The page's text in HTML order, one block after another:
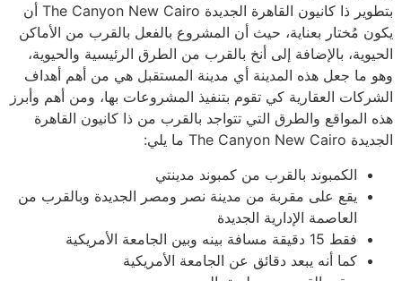
بتطوير ذا كانيون القاهرة الجديدة The Canyon New Cairo أن
يكون مُختار بعناية، حيث أن المشروع بالفعل بالقرب من الأماكن
الحيوية، بالإضافة إلى أنخ بالقرب من الطرق الرئيسية والحيوية،
وهو ما جعل هذه المدينة أي مدينة المستقبل هي من أهم أهداف
الشركات العقارية كي تقوم بتنفيذ المشروعات بها، ومن أهم وأبرز
هذه المواقع والطرق التي تتواجد بالقرب من ذا كانيون القاهرة
الجديدة The Canyon New Cairo ما يلي:
الكمبوند بالقرب من كمبوند مدينتي
يقع على مقربة من مدينة نصر ومصر الجديدة وبالقرب من
العاصمة الإدارية الجديدة
فقط 15 دقيقة مسافة بينه وبين الجامعة الأمريكية
كما أنه يبعد دقائق عن الجامعة الأمريكية